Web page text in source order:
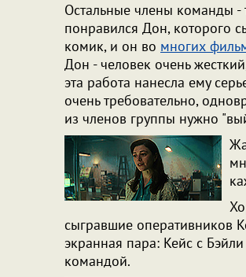
Остальные члены команды
понравился Дон, которого
комик, и он во многих
Дон - человек очень
эта работа нанесла ему
очень требовательно,
из членов группы нужно
сыгравшие оперативников
экранная пара: Кейс с
командой.